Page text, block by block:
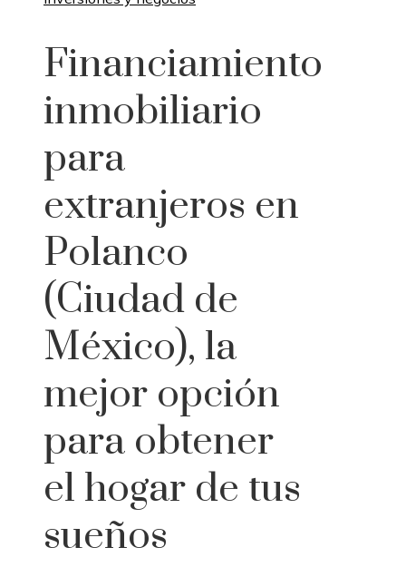
Financiamiento
inmobiliario
para
extranjeros en
Polanco
(Ciudad de
México), la
mejor opción
para obtener
el hogar de tus
sueños